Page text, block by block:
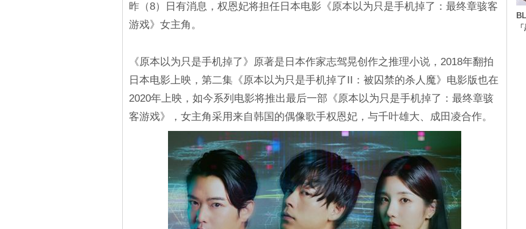
昨（8）日有消息，权恩妃将担任日本电影《原本以为只是手机掉了：最终章骇客
游戏》女主角。
《原本以为只是手机掉了》原著是日本作家志驾晃创作之推理小说，2018年翻拍
日本电影上映，第二集《原本以为只是手机掉了II：被囚禁的杀人魔》电影版也在
2020年上映，如今系列电影将推出最后一部《原本以为只是手机掉了：最终章骇
客游戏》，女主角采用来自韩国的偶像歌手权恩妃，与千叶雄大、成田凌合作。